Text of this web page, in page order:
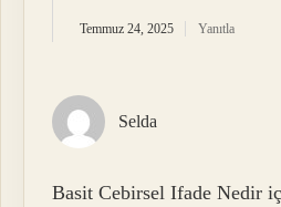
Temmuz 24, 2025 Yanıtla
Selda
Basit Cebirsel Ifade Nedir